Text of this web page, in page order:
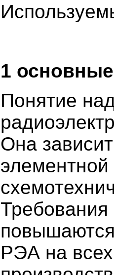
1
Понятие
Она
элементной
Требования
РЭА на